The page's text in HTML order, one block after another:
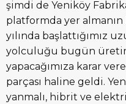
şimdi de Yeniköy
platformda yer almanın
yılında başlattığımız
yolculuğu bugün
yapacağımıza karar
parçası haline geldi.
yanmalı, hibrit ve